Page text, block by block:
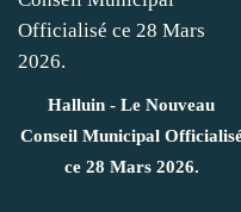
Halluin - Le Nouveau
Conseil Municipal
ce 28 Mars 2026.